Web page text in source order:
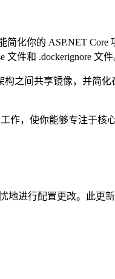
化你的 ASP.NET
件和 .dockerignore 文件
之间共享镜像，并简化
作，使你能够专注于
地进行配置更改。此更